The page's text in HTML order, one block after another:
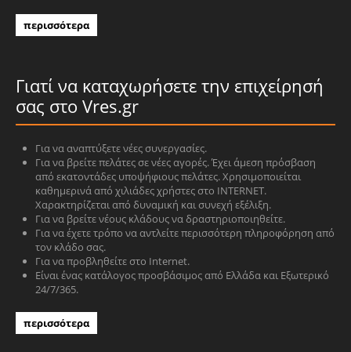
περισσότερα
Γιατί να καταχωρήσετε την επιχείρησή
σας στο Vres.gr
Για να αναπτύξετε νέες συνεργασίες.
Για να βρείτε πελάτες σε νέες αγορές. Έχει άμεση πρόσβαση
από εκατοντάδες υποψήφιους πελάτες. Χρησιμοποιείται
καθημερινά από χιλιάδες χρήστες στο INTERNET.
Χαρακτηρίζεται από δυναμική και συνεχή εξέλιξη.
Για να βρείτε νέους κλάδους να δραστηριοποιηθείτε.
Για να έχετε τρόπο να αντλείτε περισσότερη πληροφόρηση από
τον κλάδο σας.
Για να προβληθείτε στο Internet.
Είναι ένας κατάλογος προσβάσιμος από Ελλάδα και Εξωτερικό
24/7/365.
περισσότερα